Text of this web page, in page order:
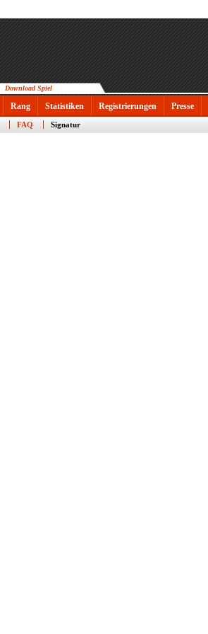
Download Spiel
Rang Statistiken Registrierungen Presse
FAQ Signatur